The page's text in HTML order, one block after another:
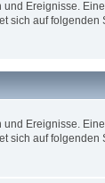
Ereignisse.
sich auf
Ereignisse.
sich auf